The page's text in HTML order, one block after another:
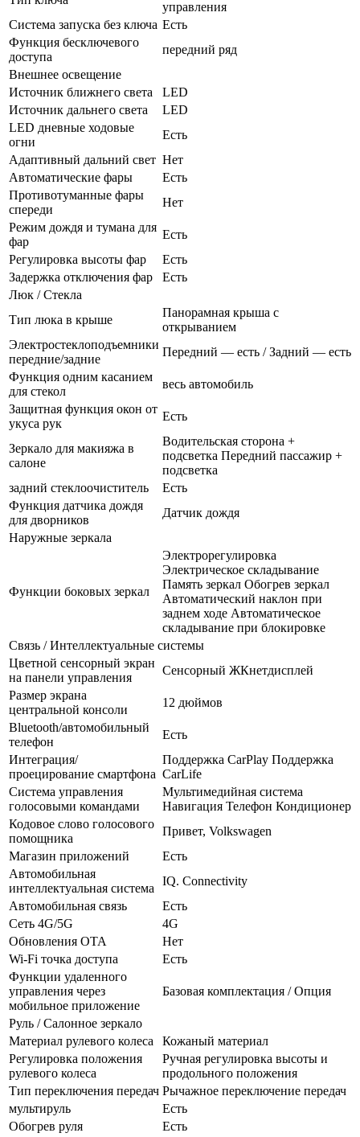
управления
Система запуска без ключа Есть
Функция бесключевого
доступа
передний ряд
Внешнее освещение
Источник ближнего света
LED
Источник дальнего света
LED
LED дневные ходовые
огни
Есть
Адаптивный дальний свет Нет
Автоматические фары
Есть
Противотуманные фары
спереди
Нет
Режим дождя и тумана для
фар
Есть
Регулировка высоты фар
Есть
Задержка отключения фар
Есть
Люк / Стекла
Тип люка в крыше
Панорамная крыша с
открыванием
Электростеклоподъемники
передние/задние
Передний — есть / Задний — есть
Функция одним касанием
для стекол
весь автомобиль
Защитная функция окон от
укуса рук
Есть
Зеркало для макияжа в
салоне
Водительская сторона +
подсветка Передний пассажир +
подсветка
задний стеклоочиститель
Есть
Функция датчика дождя
для дворников
Датчик дождя
Наружные зеркала
Функции боковых зеркал
Электрорегулировка
Электрическое складывание
Память зеркал Обогрев зеркал
Автоматический наклон при
заднем ходе Автоматическое
складывание при блокировке
Связь / Интеллектуальные системы
Цветной сенсорный экран
на панели управления
Сенсорный ЖКнетдисплей
Размер экрана
центральной консоли
12 дюймов
Bluetooth/автомобильный
телефон
Есть
Интеграция/
проецирование смартфона
Поддержка CarPlay Поддержка
CarLife
Система управления
голосовыми командами
Мультимедийная система
Навигация Телефон Кондиционер
Кодовое слово голосового
помощника
Привет, Volkswagen
Магазин приложений
Есть
Автомобильная
интеллектуальная система
IQ. Connectivity
Автомобильная связь
Есть
Сеть 4G/5G
4G
Обновления OTA
Нет
Wi-Fi точка доступа
Есть
Функции удаленного
управления через
мобильное приложение
Базовая комплектация / Опция
Руль / Салонное зеркало
Материал рулевого колеса
Кожаный материал
Регулировка положения
рулевого колеса
Ручная регулировка высоты и
продольного положения
Тип переключения передач Рычажное переключение передач
мультируль
Есть
Обогрев руля
Есть